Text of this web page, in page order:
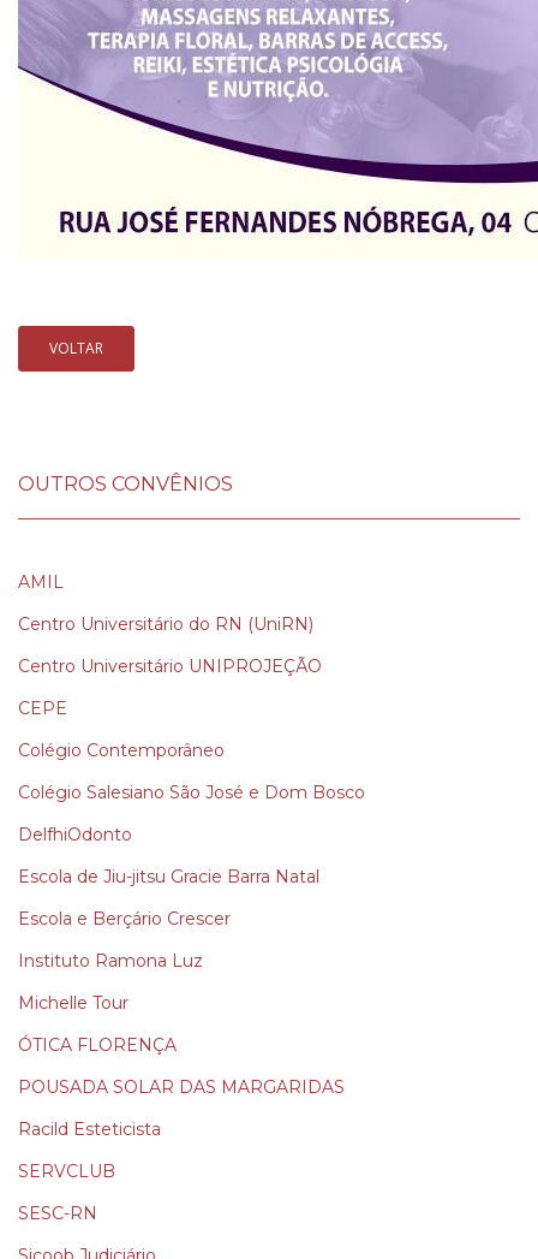
VOLTAR
OUTROS CONVÊNIOS
AMIL
Centro Universitário do RN (UniRN)
Centro Universitário UNIPROJEÇÃO
CEPE
Colégio Contemporâneo
Colégio Salesiano São José e Dom Bosco
DelfhiOdonto
Escola de Jiu-jitsu Gracie Barra Natal
Escola e Berçário Crescer
Instituto Ramona Luz
Michelle Tour
ÓTICA FLORENÇA
POUSADA SOLAR DAS MARGARIDAS
Racild Esteticista
SERVCLUB
SESC-RN